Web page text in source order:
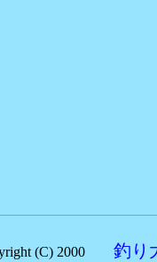
(C) 2000 釣り